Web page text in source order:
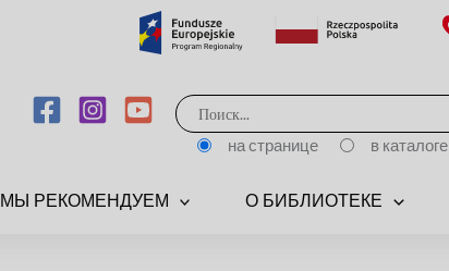
Поиск:
на странице
в каталоге
МЫ РЕКОМЕНДУЕМ О БИБЛИОТЕКЕ